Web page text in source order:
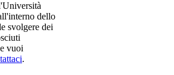
dello
svolgere dei
vuoi
.